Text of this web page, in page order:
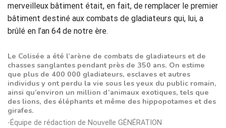
merveilleux bâtiment était, en fait, de remplacer le premier
bâtiment destiné aux combats de gladiateurs qui, lui, a
brûlé en l’an 64 de notre ère.
Le Colisée a été l’arène de combats de gladiateurs et de
chasses sanglantes pendant près de 350 ans. On estime
que plus de 400 000 gladiateurs, esclaves et autres
individus y ont perdu la vie sous les yeux du public romain,
ainsi qu’environ un million d’animaux exotiques, tels que
des lions, des éléphants et même des hippopotames et des
girafes.
-Équipe de rédaction de Nouvelle GÉNÉRATION